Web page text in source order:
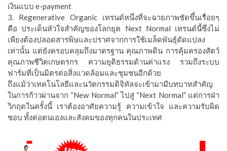
เงินแบบ e-payment
3. Regenerative Organic เทรนด์หนึ่งที่จะฉายภาพชัดขึ้นเรื่อยๆ
คือ ประเด็นหัวใจสำคัญของโลกยุค Next Normal เทรนด์นี้ซึ่งไม่
เพียงต้องปลอดสารพิษและปราศจากการใช้เมล็ดพันธุ์ดัดแปลง
เท่านั้น แต่ยังครอบคลุมถึงมาตรฐาน คุณภาพดิน การคุ้มครองสัตว์
คุณภาพชีวิตเกษตรกร ความยุติธรรมด้านค่าแรง รวมถึงระบบ
ฟาร์มที่เป็นมิตรต่อสิ่งแวดล้อมและชุมชนอีกด้วย
ถึงแม้ว่าเทคโนโลยีและนวัตกรรมดิจิทัลจะเข้ามามีบทบาทสำคัญ
ในการก้าวผ่านจาก “New Normal” ไปสู่ “Next Normal” แต่การฝ่า
วิกฤตในครั้งนี้ เราต้องอาศัยความรู้ ความเข้าใจ และความรับผิด
ชอบ ทั้งต่อตนเองและสังคมของทุกคนในประเทศ